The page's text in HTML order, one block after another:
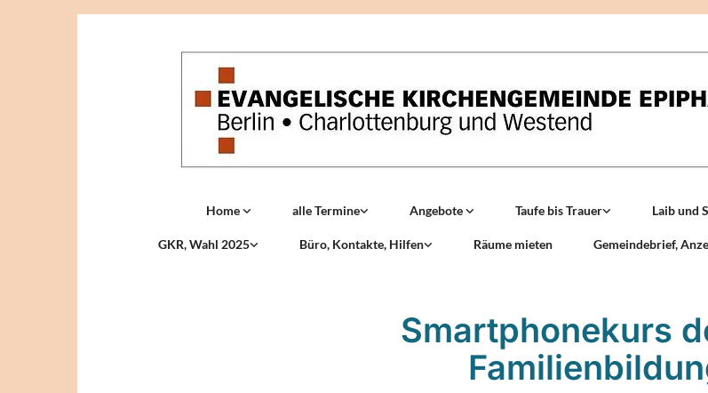
Home alle Termine Angebote Taufe bis Trauer Laib und
GKR, Wahl 2025 Büro, Kontakte, Hilfen Räume mieten Gemeindebrief,
Smartphonekurs